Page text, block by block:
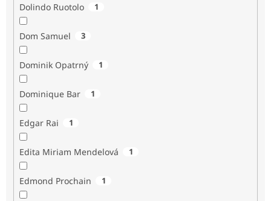
Dolindo Ruotolo 1
Dom Samuel 3
Dominik Opatrný 1
Dominique Bar 1
Edgar Rai 1
Edita Miriam Mendelová 1
Edmond Prochain 1